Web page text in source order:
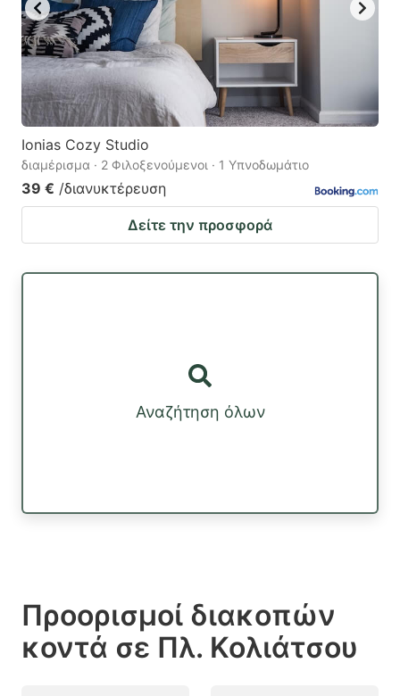
Ionias Cozy Studio
διαμέρισμα · 2 Φιλοξενούμενοι · 1 Υπνοδωμάτιο
39 € /διανυκτέρευση
Δείτε την προσφορά
Αναζήτηση όλων
Προορισμοί διακοπών
κοντά σε Πλ. Κολιάτσου